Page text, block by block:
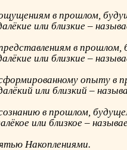
в прошлом,
или близкие –
в прошлом,
или близкие –
опыту в
или близкий –
в прошлом,
или близкое –
Накоплениями.